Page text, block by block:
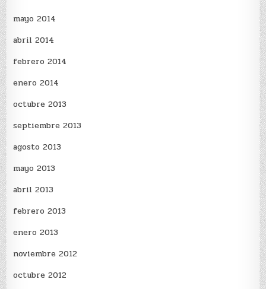
mayo 2014
abril 2014
febrero 2014
enero 2014
octubre 2013
septiembre 2013
agosto 2013
mayo 2013
abril 2013
febrero 2013
enero 2013
noviembre 2012
octubre 2012